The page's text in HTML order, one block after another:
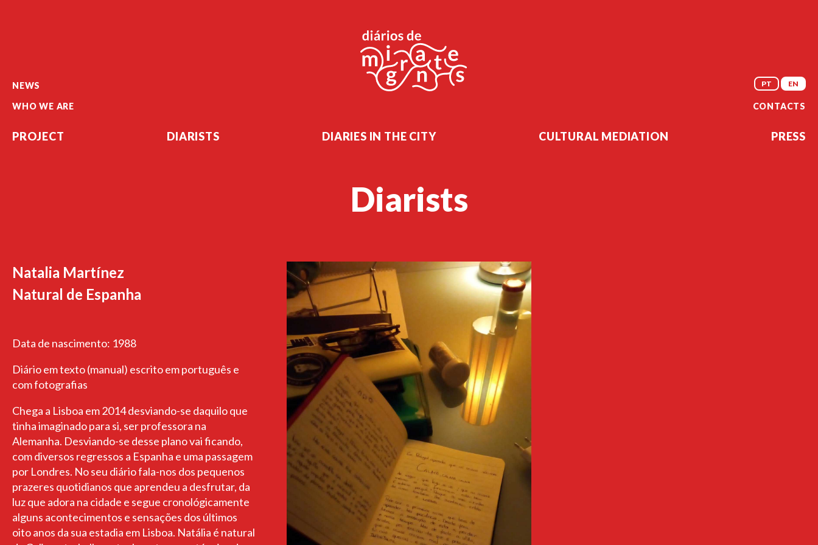
NEWS
WHO WE ARE
PT EN
CONTACTS
PROJECT DIARISTS DIARIES IN THE CITY CULTURAL MEDIATION PRESS
Diarists
Natalia Martínez
Natural de Espanha
Data de nascimento: 1988
Diário em texto (manual) escrito em português e
com fotografias
Chega a Lisboa em 2014 desviando-se daquilo que
tinha imaginado para si, ser professora na
Alemanha. Desviando-se desse plano vai ficando,
com diversos regressos a Espanha e uma passagem
por Londres. No seu diário fala-nos dos pequenos
prazeres quotidianos que aprendeu a desfrutar, da
luz que adora na cidade e segue cronológicamente
alguns acontecimentos e sensações dos últimos
oito anos da sua estadia em Lisboa. Natália é natural